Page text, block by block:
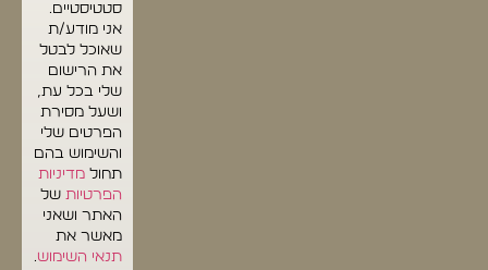
סטטיסטיים.
אני מודע/ת
שאוכל לבטל
את הרישום
שלי בכל עת,
ושעל מסירת
הפרטים שלי
והשימוש בהם
תחול מדיניות
הפרטיות של
האתר ושאני
מאשר את
תנאי השימוש.